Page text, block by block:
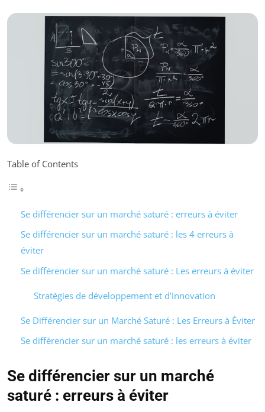
Table of Contents
Se différencier sur un marché saturé : erreurs à éviter
Se différencier sur un marché saturé : les 4 erreurs à
éviter
Se différencier sur un marché saturé : Les erreurs à éviter
Stratégies de développement et d’innovation
Se Différencier sur un Marché Saturé : Les Erreurs à Éviter
Se différencier sur un marché saturé : les erreurs à éviter
Se différencier sur un marché
saturé : erreurs à éviter